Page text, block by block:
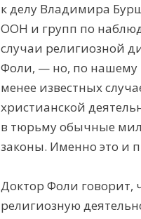
к делу Владимира
ООН и групп по
случаи религиозной
Фоли, — но, по нашему
менее известных
христианской
в тюрьму обычные
законы. Именно это и
Доктор Фоли говорит,
религиозную